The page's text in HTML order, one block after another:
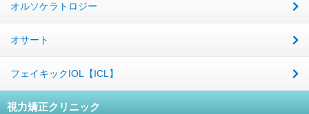
オルソケラトロジー
オサート
フェイキックIOL【ICL】
視力矯正クリニック